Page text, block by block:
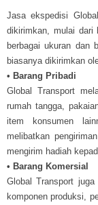
Jasa ekspedisi
dikirimkan, mulai dari
berbagai ukuran dan
biasanya dikirimkan
• Barang Pribadi
Global Transport
rumah tangga,
item konsumen
melibatkan
mengirim hadiah
• Barang Komersial
Global Transport
komponen produksi,